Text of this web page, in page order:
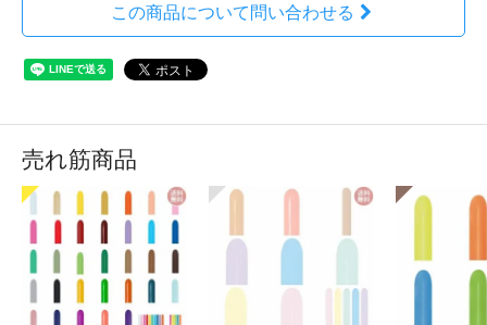
この商品について問い合わせる
売れ筋商品